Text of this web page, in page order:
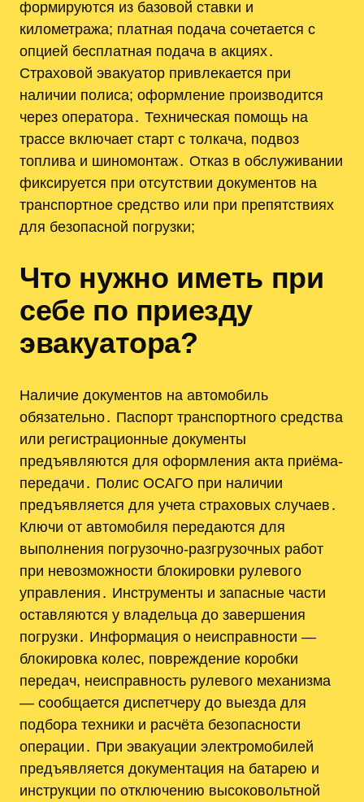
формируются из базовой ставки и
километража; платная подача сочетается с
опцией бесплатная подача в акциях․
Страховой эвакуатор привлекается при
наличии полиса; оформление производится
через оператора․ Техническая помощь на
трассе включает старт с толкача, подвоз
топлива и шиномонтаж․ Отказ в обслуживании
фиксируется при отсутствии документов на
транспортное средство или при препятствиях
для безопасной погрузки;
Что нужно иметь при
себе по приезду
эвакуатора?
Наличие документов на автомобиль
обязательно․ Паспорт транспортного средства
или регистрационные документы
предъявляются для оформления акта приёма-
передачи․ Полис ОСАГО при наличии
предъявляется для учета страховых случаев․
Ключи от автомобиля передаются для
выполнения погрузочно‑разгрузочных работ
при невозможности блокировки рулевого
управления․ Инструменты и запасные части
оставляются у владельца до завершения
погрузки․ Информация о неисправности —
блокировка колес, повреждение коробки
передач, неисправность рулевого механизма
— сообщается диспетчеру до выезда для
подбора техники и расчёта безопасности
операции․ При эвакуации электромобилей
предъявляется документация на батарею и
инструкции по отключению высоковольтной